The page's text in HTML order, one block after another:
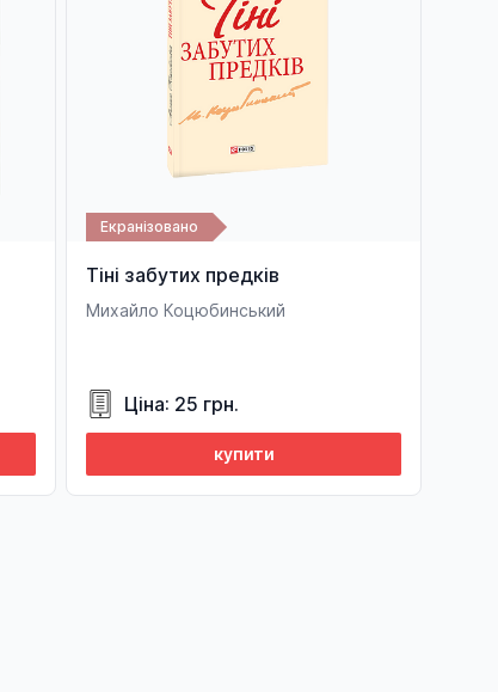
Екранізовано
Тіні забутих предків
Михайло Коцюбинський
Ціна: 25 грн.
купити